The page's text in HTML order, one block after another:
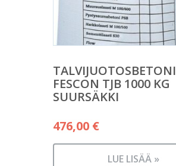
TALVIJUOTOSBETONI
FESCON TJB 1000 KG
SUURSÄKKI
476,00 €
LUE LISÄÄ »